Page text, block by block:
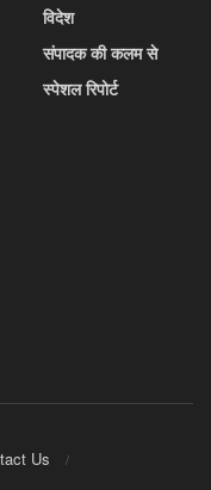
विदेश
संपादक की कलम से
स्पेशल रिपोर्ट
Us